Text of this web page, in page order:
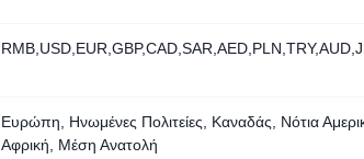
Ευρώπη, Ηνωμένες Πολιτείες, Καναδάς, Νότια
Αφρική, Μέση Ανατολή